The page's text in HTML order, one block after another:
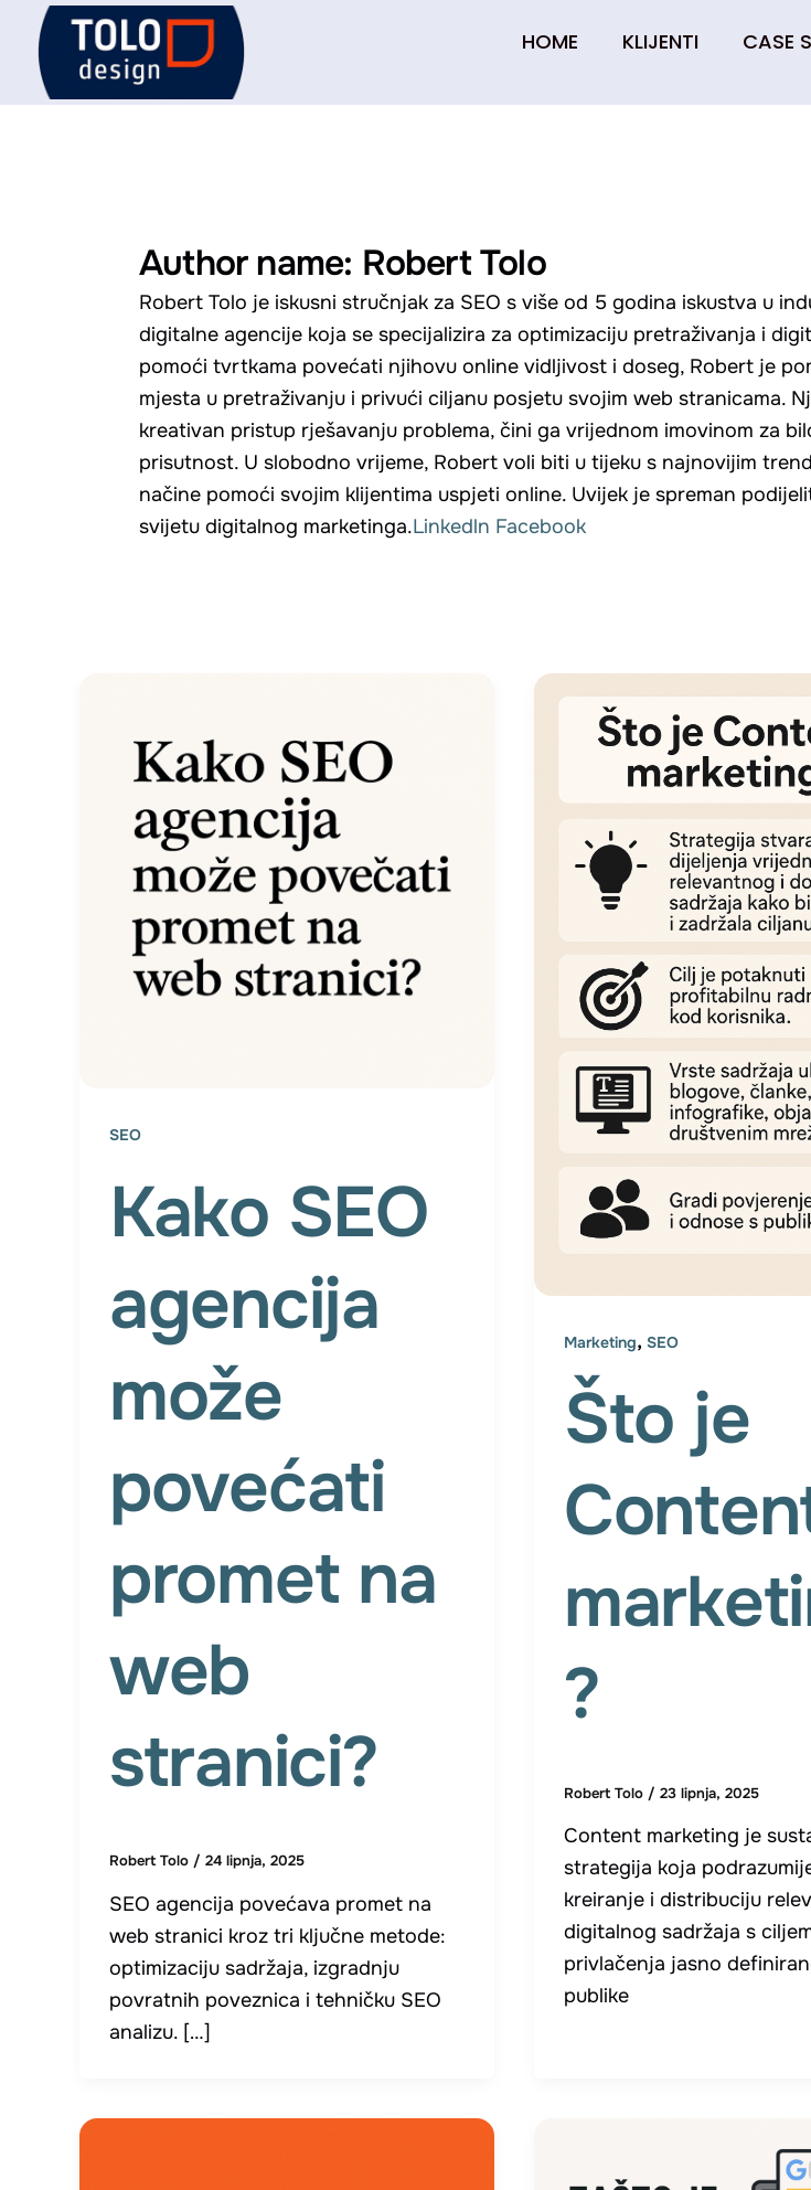
content
HOME KLIJENTI CASE
Author name: Robert Tolo
Robert Tolo je iskusni stručnjak za SEO s više od 5 godina iskustva u
digitalne agencije koja se specijalizira za optimizaciju pretraživanja i
pomoći tvrtkama povećati njihovu online vidljivost i doseg, Robert je
mjesta u pretraživanju i privući ciljanu posjetu svojim web stranicama.
kreativan pristup rješavanju problema, čini ga vrijednom imovinom za
prisutnost. U slobodno vrijeme, Robert voli biti u tijeku s najnovijim
načine pomoći svojim klijentima uspjeti online. Uvijek je spreman
svijetu digitalnog marketinga.Linkedln Facebook
SEO
Kako SEO
agencija
može
povećati
promet na
web
stranici?
Robert Tolo / 24 lipnja, 2025
SEO agencija povećava promet na
web stranici kroz tri ključne metode:
optimizaciju sadržaja, izgradnju
povratnih poveznica i tehničku SEO
analizu. […]
Marketing, SEO
Što je
?
Robert Tolo / 23 lipnja, 2025
Content marketing je
strategija koja
kreiranje i distribuciju
digitalnog sadržaja s
privlačenja jasno
publike